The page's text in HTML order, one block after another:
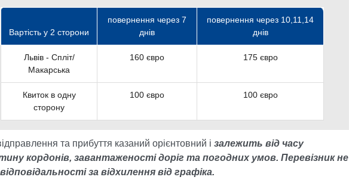
Вартість у 2 сторони
повернення через 7
днів
повернення через 10,11,14
днів
Львів - Спліт/
Макарська
160 євро 175 євро
Квиток в одну
сторону
100 євро 100 євро
та прибуття казаний орієнтовний і залежить від часу
кордонів, завантаженості доріг та погодних умов. Перевізник не
за відхилення від графіка.